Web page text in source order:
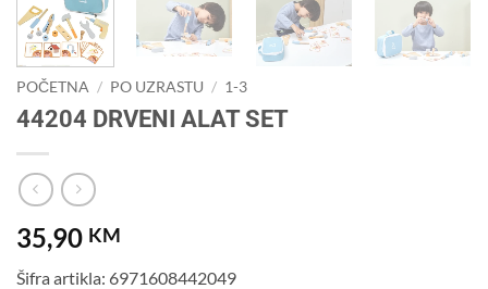
POČETNA / PO UZRASTU / 1-3
44204 DRVENI ALAT SET
35,90 KM
Šifra artikla: 6971608442049